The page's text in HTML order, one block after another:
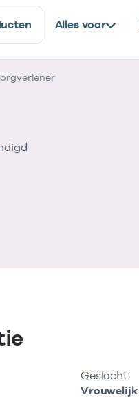
Alles voor
Geslacht
Vrouwelijk